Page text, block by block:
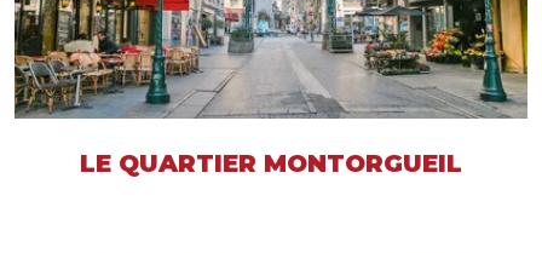
LE QUARTIER MONTORGUEIL